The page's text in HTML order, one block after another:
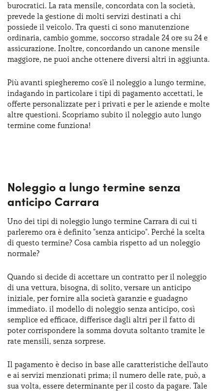
Serve assistenza? 800595799
burocratici. La rata mensile, concordata con la società,
prevede la gestione di molti servizi destinati a chi
possiede il veicolo. Tra questi ci sono manutenzione
ordinaria, cambio gomme, soccorso stradale 24 ore su 24 e
assicurazione. Inoltre, concordando un canone mensile
maggiore, ne puoi anche ottenere diversi altri in aggiunta.
Più avanti spiegheremo cos'è il noleggio a lungo termine,
indagando in particolare i tipi di pagamento accettati, le
offerte personalizzate per i privati e per le aziende e molte
altre questioni. Scopriamo subito il noleggio auto lungo
termine come funziona!
Noleggio a lungo termine senza
anticipo Carrara
Uno dei tipi di noleggio lungo termine Carrara di cui ti
parleremo ora è definito "senza anticipo". Perché la scelta
di questo termine? Cosa cambia rispetto ad un noleggio
normale?
Quando si decide di accettare un contratto per il noleggio
di una vettura, bisogna, di solito, versare un anticipo
iniziale, per fornire alla società garanzie e guadagno
immediato. il modello di noleggio senza anticipo, così
semplice ed efficace, differisce dagli altri per il fatto di
poter corrispondere la somma dovuta soltanto tramite le
rate mensili, senza sorprese.
Il pagamento è deciso in base alle caratteristiche dell'auto
e ai servizi menzionati prima; il numero delle rate, può, a
sua volta, essere determinante per il costo da pagare. Tale